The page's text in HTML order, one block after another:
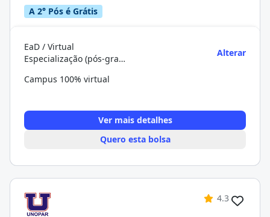
A 2° Pós é Grátis
EaD / Virtual
Especialização (pós-graduação)
Alterar
Campus 100% virtual
Ver mais detalhes
Quero esta bolsa
4.3